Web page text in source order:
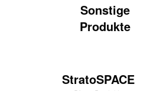
Sonstige
Produkte
StratoSPACE